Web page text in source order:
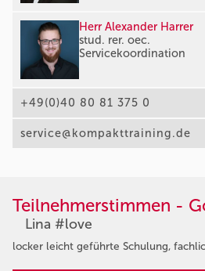
Herr Alexander Harrer
stud. rer. oec.
Servicekoordination
+49(0)40 80 81 375 0
service@kompakttraining.de
Teilnehmerstimmen -
Lina #love
locker leicht geführte Schulung,